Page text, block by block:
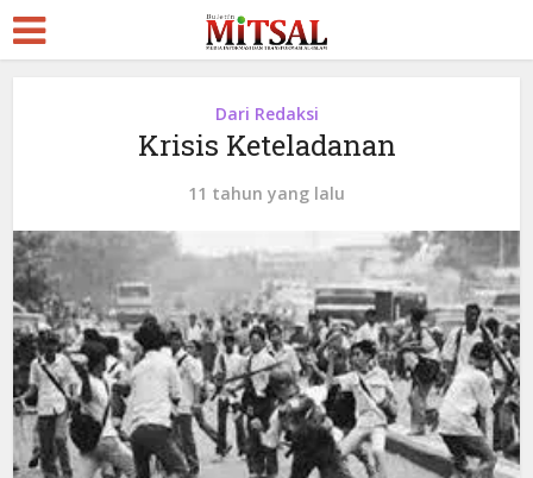
Dari Redaksi
Krisis Keteladanan
11 tahun yang lalu